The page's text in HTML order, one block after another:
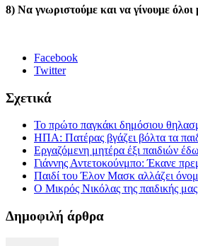
8) Να γνωριστούμε και να γίνουμε
Facebook
Twitter
Σχετικά
Το πρώτο παγκάκι δημόσιου
ΗΠΑ: Πατέρας βγάζει βόλτα τα
Εργαζόμενη μητέρα έξι παιδιών
Γιάννης Αντετοκούνμπο: Έκανε
Παιδί του Έλον Μασκ αλλάζει
Ο Μικρός Νικόλας της παιδικής μας
Δημοφιλή άρθρα